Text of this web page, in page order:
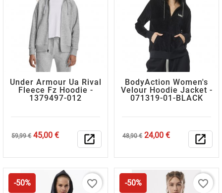
Under Armour Ua Rival
Fleece Fz Hoodie -
1379497-012
Κανονική
59,99 € Τιμή
45,00 € open_in_new
BodyAction Women's
Velour Hoodie Jacket -
071319-01-BLACK
Κανονική
48,90 € Τιμή
24,00 € open_in_new
-50% favorite_border -50% favorite_border